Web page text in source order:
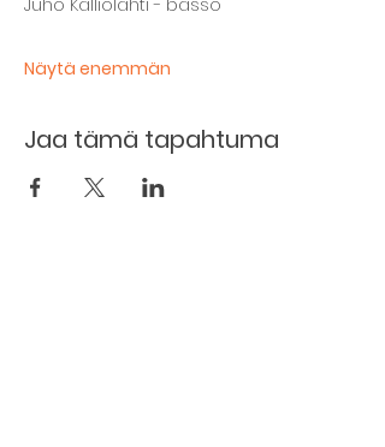
Juho Kalliolahti - basso
Näytä enemmän
Jaa tämä tapahtuma